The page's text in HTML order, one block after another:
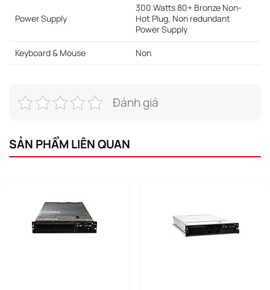
Power Supply
300 Watts 80+ Bronze Non-
Hot Plug, Non redundant
Power Supply
Keyboard & Mouse Non
Đánh giá
SẢN PHẨM LIÊN QUAN